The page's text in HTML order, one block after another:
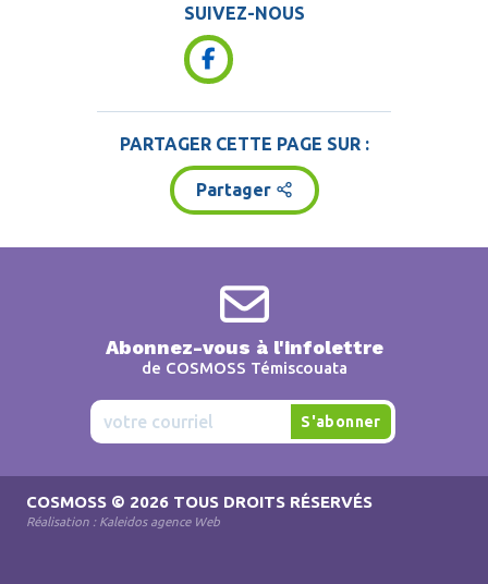
SUIVEZ-NOUS
PARTAGER CETTE PAGE SUR :
Partager
Abonnez-vous à l'infolettre
de COSMOSS Témiscouata
COSMOSS© 2026 TOUS DROITS RÉSERVÉS
Réalisation : Kaleidos agence Web